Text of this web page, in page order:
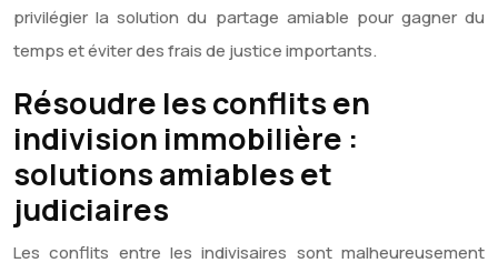
privilégier la solution du partage amiable pour gagner du
temps et éviter des frais de justice importants.
Résoudre les conflits en
indivision immobilière :
solutions amiables et
judiciaires
Les conflits entre les indivisaires sont malheureusement